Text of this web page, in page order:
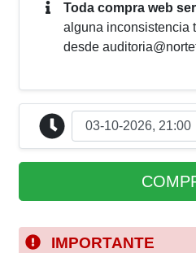
Toda compra web
alguna inconsistencia
desde
IMPORTANTE